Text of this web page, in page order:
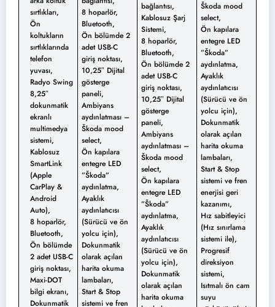
sırtlıkları,
Ön
koltukların
sırtlıklarında
telefon
yuvası,
Radyo Swing
8,25″
dokunmatik
ekranlı
multimedya
sistemi,
Kablosuz
SmartLink
(Apple
CarPlay &
Android
Auto),
8 hoparlör,
Bluetooth,
Ön bölümde
2 adet USB-C
giriş noktası,
Maxi-DOT
bilgi ekranı,
Dokunmatik
8 hoparlör,
Bluetooth,
Ön bölümde 2
adet USB-C
giriş noktası,
10,25″ Dijital
gösterge
paneli,
Ambiyans
aydınlatması –
Škoda mood
select,
Ön kapılara
entegre LED
”Škoda”
aydınlatma,
Ayaklık
aydınlatıcısı
(Sürücü ve ön
yolcu için),
Dokunmatik
olarak açılan
harita okuma
lambaları,
Start & Stop
sistemi ve fren
bağlantısı,
Kablosuz Şarj
Sistemi,
8 hoparlör,
Bluetooth,
Ön bölümde 2
adet USB-C
giriş noktası,
10,25″ Dijital
gösterge
paneli,
Ambiyans
aydınlatması –
Škoda mood
select,
Ön kapılara
entegre LED
”Škoda”
aydınlatma,
Ayaklık
aydınlatıcısı
(Sürücü ve ön
yolcu için),
Dokunmatik
olarak açılan
harita okuma
Škoda mood
select,
Ön kapılara
entegre LED
”Škoda”
aydınlatma,
Ayaklık
aydınlatıcısı
(Sürücü ve ön
yolcu için),
Dokunmatik
olarak açılan
harita okuma
lambaları,
Start & Stop
sistemi ve fren
enerjisi geri
kazanımı,
Hız sabitleyici
(Hız sınırlama
sistemi ile),
Progresif
direksiyon
sistemi,
Isıtmalı ön cam
suyu